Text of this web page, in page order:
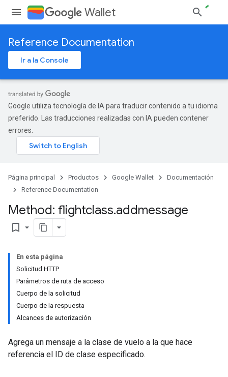
Wallet
Reference Documentation
Ir a la Console
Google utiliza tecnología de IA para traducir contenido a tu idioma
preferido. Las traducciones realizadas con IA pueden contener
errores.
Página principal Productos Google Wallet
Documentación
Reference Documentation
Method: flightclass.addmessage
bookmark_border
En esta página
Solicitud HTTP
Parámetros de ruta de acceso
Cuerpo de la solicitud
Cuerpo de la respuesta
Alcances de autorización
Agrega un mensaje a la clase de vuelo a la que hace
referencia el ID de clase especificado.